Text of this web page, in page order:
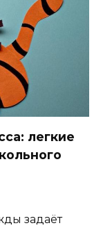
легкие
задаёт